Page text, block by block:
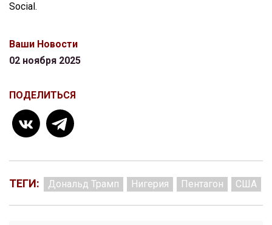
Social.
Ваши Новости
02 ноября 2025
ПОДЕЛИТЬСЯ
ТЕГИ: Дональд Трамп Нигерия Пентагон США